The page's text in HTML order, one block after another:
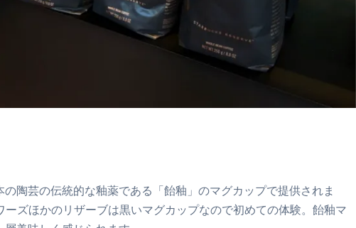
の陶芸の伝統的な釉薬である「飴釉」のマグカップで提供されま
ーズほかのリザーブは黒いマグカップなので初めての体験。飴釉マ